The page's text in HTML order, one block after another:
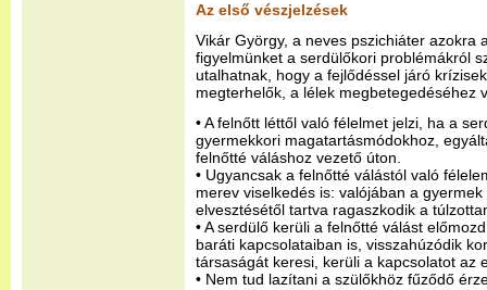
Az első vészjelzések
Vikár György, a neves pszichiáter azokra
figyelmünket a serdülőkori problémákról
utalhatnak, hogy a fejlődéssel járó
megterhelők, a lélek megbetegedéséhez
• A felnőtt léttől való félelmet jelzi, ha a
gyermekkori magatartásmódokhoz,
felnőtté váláshoz vezető úton.
• Ugyancsak a felnőtté válástól való
merev viselkedés is: valójában a
elvesztésétől tartva ragaszkodik a
• A serdülő kerüli a felnőtté válást
baráti kapcsolataiban is, visszahúzódik
társaságát keresi, kerüli a kapcsolatot az
• Nem tud lazítani a szülőkhöz fűződő